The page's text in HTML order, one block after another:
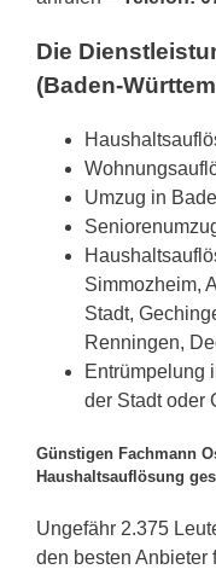
Die
(Baden-
Umzug in
Simmozheim,
Stadt,
Renningen,
Entrümpelung
der Stadt oder
Günstigen Fachmann
Haushaltsauflösung
Ungefähr 2.375
den besten Anbieter